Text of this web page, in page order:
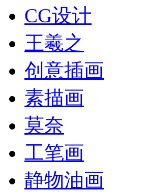
CG设计
王羲之
创意插画
素描画
莫奈
工笔画
静物油画